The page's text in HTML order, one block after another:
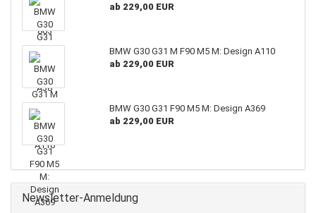
ab 229,00 EUR
BMW G30 G31 M F90 M5 M: Design A110
ab 229,00 EUR
BMW G30 G31 F90 M5 M: Design A369
ab 229,00 EUR
Newsletter-Anmeldung